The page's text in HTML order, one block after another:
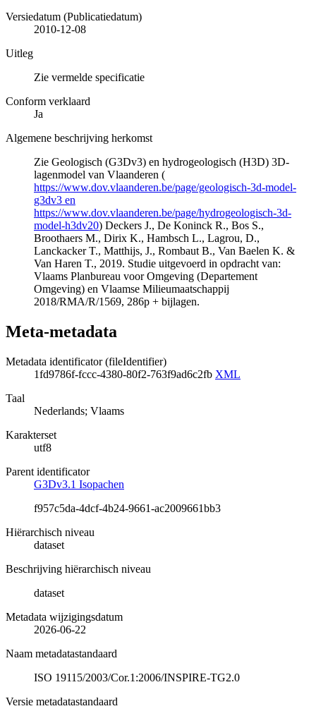
Versiedatum (Publicatiedatum)
2010-12-08
Uitleg
Zie vermelde specificatie
Conform verklaard
Ja
Algemene beschrijving herkomst
Zie Geologisch (G3Dv3) en hydrogeologisch (H3D) 3D-
lagenmodel van Vlaanderen (
https://www.dov.vlaanderen.be/page/geologisch-3d-model-
g3dv3 en
https://www.dov.vlaanderen.be/page/hydrogeologisch-3d-
model-h3dv20) Deckers J., De Koninck R., Bos S.,
Broothaers M., Dirix K., Hambsch L., Lagrou, D.,
Lanckacker T., Matthijs, J., Rombaut B., Van Baelen K. &
Van Haren T., 2019. Studie uitgevoerd in opdracht van:
Vlaams Planbureau voor Omgeving (Departement
Omgeving) en Vlaamse Milieumaatschappij
2018/RMA/R/1569, 286p + bijlagen.
Meta-metadata
Metadata identificator (fileIdentifier)
1fd9786f-fccc-4380-80f2-763f9ad6c2fb XML
Taal
Nederlands; Vlaams
Karakterset
utf8
Parent identificator
G3Dv3.1 Isopachen
f957c5da-4dcf-4b24-9661-ac2009661bb3
Hiërarchisch niveau
dataset
Beschrijving hiërarchisch niveau
dataset
Metadata wijzigingsdatum
2026-06-22
Naam metadatastandaard
ISO 19115/2003/Cor.1:2006/INSPIRE-TG2.0
Versie metadatastandaard